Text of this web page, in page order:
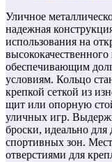
Уличное
надежная
использования на
обеспечивающим
условиям. Кольцо
крепкой сеткой из
щит или опорную
уличных игр.
броски, идеально
спортивных зон.
отверстиями для